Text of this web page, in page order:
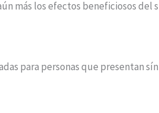
más los efectos beneficiosos del
para personas que presentan